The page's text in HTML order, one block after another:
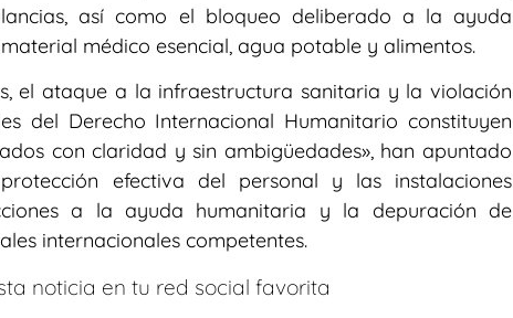
así como el bloqueo deliberado a la ayuda
médico esencial, agua potable y alimentos.
el ataque a la infraestructura sanitaria y la violación
del Derecho Internacional Humanitario constituyen
con claridad y sin ambigüedades», han apuntado
efectiva del personal y las instalaciones
a la ayuda humanitaria y la depuración de
internacionales competentes.
noticia en tu red social favorita